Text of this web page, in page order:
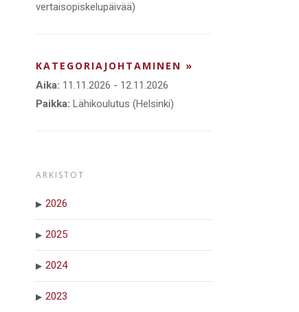
vertaisopiskelupäivää)
KATEGORIAJOHTAMINEN »
Aika: 11.11.2026 - 12.11.2026
Paikka: Lähikoulutus (Helsinki)
ARKISTOT
2026
2025
2024
2023